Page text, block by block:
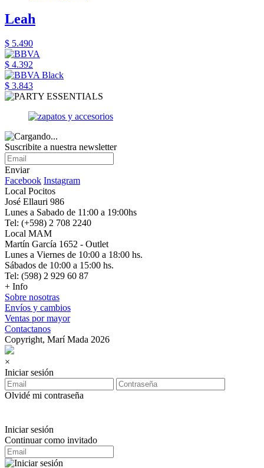
Leah
$ 5.490
$ 4.392
$ 3.843
Suscribite a nuestra newsletter
Enviar
Facebook Instagram
Local Pocitos
José Ellauri 986
Lunes a Sabado de 11:00 a 19:00hs
Tel: (+598) 2 708 2240
Local MAM
Martín García 1652 - Outlet
Lunes a Viernes de 10:00 a 18:00 hs.
Sábados de 10:00 a 15:00 hs.
Tel: (598) 2 929 60 87
+ Info
Sobre nosotras
Envíos y cambios
Ventas por mayor
Contactanos
Copyright, Marí Mada 2026
×
Iniciar sesión
Olvidé mi contraseña
Iniciar sesión
Continuar como invitado